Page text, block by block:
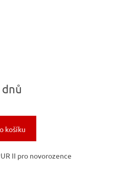
košíku
II pro novorozence